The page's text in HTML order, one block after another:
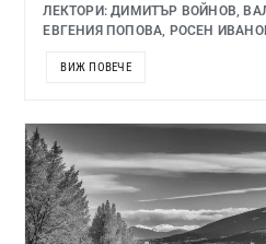
ЛЕКТОРИ: ДИМИТЪР ВОЙНОВ,
ЕВГЕНИЯ ПОПОВА, РОСЕН
ВИЖ ПОВЕЧЕ